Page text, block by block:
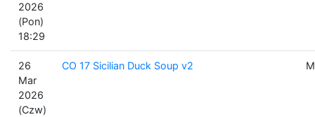
2026
(Pon)
18:29
26
Mar
2026
(Czw)
CO 17 Sicilian Duck Soup v2